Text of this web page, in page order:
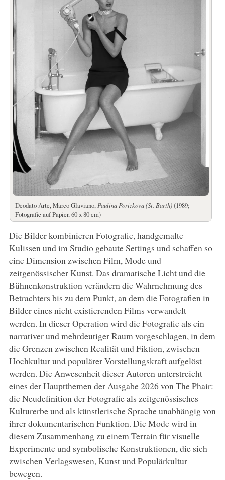
Deodato Arte, Marco Glaviano, Paulina Porizkova (St. Barth)(1989;
Fotografie auf Papier, 60 x 80 cm)
Die Bilder kombinieren Fotografie, handgemalte
Kulissen und im Studio gebaute Settings und schaffen so
eine Dimension zwischen Film, Mode und
zeitgenössischer Kunst. Das dramatische Licht und die
Bühnenkonstruktion verändern die Wahrnehmung des
Betrachters bis zu dem Punkt, an dem die Fotografien in
Bilder eines nicht existierenden Films verwandelt
werden. In dieser Operation wird die Fotografie als ein
narrativer und mehrdeutiger Raum vorgeschlagen, in dem
die Grenzen zwischen Realität und Fiktion, zwischen
Hochkultur und populärer Vorstellungskraft aufgelöst
werden. Die Anwesenheit dieser Autoren unterstreicht
eines der Hauptthemen der Ausgabe 2026 von The Phair:
die Neudefinition der Fotografie als zeitgenössisches
Kulturerbe und als künstlerische Sprache unabhängig von
ihrer dokumentarischen Funktion. Die Mode wird in
diesem Zusammenhang zu einem Terrain für visuelle
Experimente und symbolische Konstruktionen, die sich
zwischen Verlagswesen, Kunst und Populärkultur
bewegen.